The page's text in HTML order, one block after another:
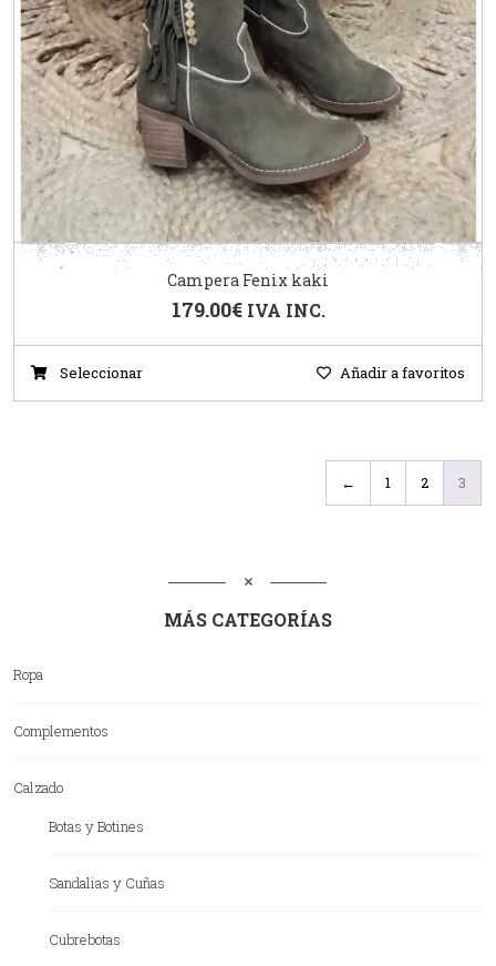
Campera Fenix kaki
179.00€ IVA INC.
Seleccionar Añadir a favoritos
← 1 2 3
MÁS CATEGORÍAS
Ropa
Complementos
Calzado
Botas y Botines
Sandalias y Cuñas
Cubrebotas